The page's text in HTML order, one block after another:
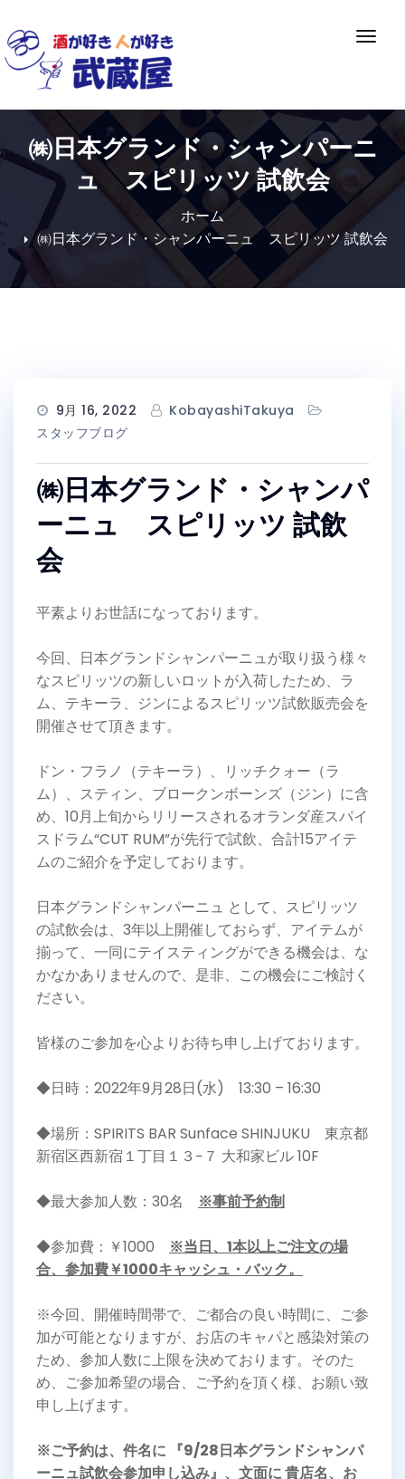
to
content
ナ
ー
シ
ョ
ン
切
り
替
㈱日本グランド・シャンパーニ
ュ スピリッツ 試飲会
ホーム
㈱日本グランド・シャンパーニュ スピリッツ 試飲会
9月 16, 2022
KobayashiTakuya
スタッフブログ
㈱日本グランド・シャンパ
ーニュ スピリッツ 試飲
会
平素よりお世話になっております。
今回、日本グランドシャンパーニュが取り扱う様々
なスピリッツの新しいロットが入荷したため、ラ
ム、テキーラ、ジンによるスピリッツ試飲販売会を
開催させて頂きます。
ドン・フラノ（テキーラ）、リッチクォー（ラ
ム）、スティン、ブロークンボーンズ（ジン）に含
め、10月上旬からリリースされるオランダ産スパイ
スドラム“CUT RUM”が先行で試飲、合計15アイテ
ムのご紹介を予定しております。
日本グランドシャンパーニュ として、スピリッツ
の試飲会は、3年以上開催しておらず、アイテムが
揃って、一同にテイスティングができる機会は、な
かなかありませんので、是非、この機会にご検討く
ださい。
皆様のご参加を心よりお待ち申し上げております。
◆日時：2022年9月28日(水) 13:30 – 16:30
◆場所：SPIRITS BAR Sunface SHINJUKU 東京都
新宿区西新宿１丁目１３−７ 大和家ビル 10F
◆最大参加人数：30名 ※事前予約制
◆参加費：￥1000 ※当日、1本以上ご注文の場
合、参加費￥1000キャッシュ・バック。
※今回、開催時間帯で、ご都合の良い時間に、ご参
加が可能となりますが、お店のキャパと感染対策の
ため、参加人数に上限を決めております。そのた
め、ご参加希望の場合、ご予約を頂く様、お願い致
申し上げます。
※ご予約は、件名に 『9/28日本グランドシャンパ
ーニュ試飲会参加申し込み』、文面に 貴店名、お